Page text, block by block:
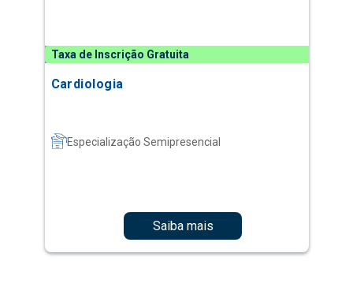
Taxa de Inscrição Gratuita
Cardiologia
Especialização Semipresencial
Saiba mais